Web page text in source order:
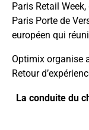
Paris Retail
Paris Porte de
européen qui
Optimix organise
Retour
La conduite du